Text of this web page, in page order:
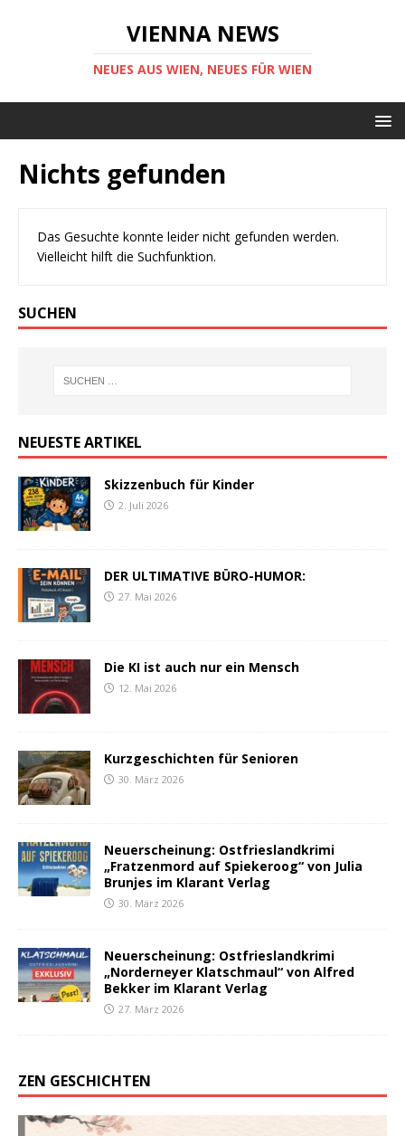
VIENNA NEWS
NEUES AUS WIEN, NEUES FÜR WIEN
Nichts gefunden
Das Gesuchte konnte leider nicht gefunden werden.
Vielleicht hilft die Suchfunktion.
SUCHEN
NEUESTE ARTIKEL
Skizzenbuch für Kinder
2. Juli 2026
DER ULTIMATIVE BÜRO-HUMOR:
27. Mai 2026
Die KI ist auch nur ein Mensch
12. Mai 2026
Kurzgeschichten für Senioren
30. März 2026
Neuerscheinung: Ostfrieslandkrimi
„Fratzenmord auf Spiekeroog“ von Julia
Brunjes im Klarant Verlag
30. März 2026
Neuerscheinung: Ostfrieslandkrimi
„Norderneyer Klatschmaul“ von Alfred
Bekker im Klarant Verlag
27. März 2026
ZEN GESCHICHTEN